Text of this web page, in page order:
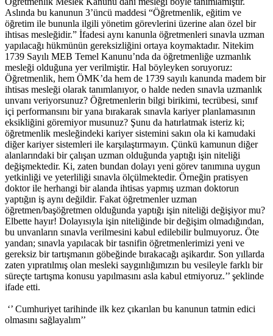
Aslında bu kanunun 3’üncü maddesi “Öğretmenlik, eğitim ve
öğretim ile bununla ilgili yönetim görevlerini üzerine alan özel bir
ihtisas mesleğidir.” İfadesi aynı kanunla öğretmenleri sınavla uzman
yapılacağı hükmünün gereksizliğini ortaya koymaktadır. Nitekim
1739 Sayılı MEB Temel Kanunu’nda da öğretmenliğe uzmanlık
mesleği olduğuna yer verilmiştir. Hal böyleyken soruyoruz:
Öğretmenlik, hem ÖMK’da hem de 1739 sayılı kanunda madem bir
ihtisas mesleği olarak tanımlanıyor, o halde neden sınavla uzmanlık
unvanı veriyorsunuz? Öğretmenlerin bilgi birikimi, tecrübesi, sınıf
içi performansını bir yana bırakarak sınavla kariyer planlamasının
eksikliğini göremiyor musunuz? Şunu da hatırlatmak isteriz ki;
öğretmenlik mesleğindeki kariyer sistemini sakın ola ki kamudaki
diğer kariyer sistemleri ile karşılaştırmayın. Çünkü kamunun diğer
alanlarındaki bir çalışan uzman olduğunda yaptığı işin niteliği
değişmektedir. Ki, zaten bundan dolayı yeni görev tanımına uygun
yetkinliği ve yeterliliği sınavla ölçülmektedir. Örneğin pratisyen
doktor ile herhangi bir alanda ihtisas yapmış uzman doktorun
yaptığın iş aynı değildir. Fakat öğretmenler uzman
öğretmen/başöğretmen olduğunda yaptığı işin niteliği değişiyor mu?
Elbette hayır! Dolayısıyla işin niteliğinde bir değişim olmadığından,
bu unvanların sınavla verilmesini kabul edilebilir bulmuyoruz. Öte
yandan; sınavla yapılacak bir tasnifin öğretmenlerimizi yeni ve
gereksiz bir tartışmanın göbeğinde bırakacağı aşikardır. Son yıllarda
zaten yıpratılmış olan mesleki saygınlığımızın bu vesileyle farklı bir
süreçte tartışma konusu yapılmasını asla kabul etmiyoruz.’’ şeklinde
ifade etti.
‘’ Cumhuriyet tarihinde ilk kez çıkarılan bu kanunun tatmin edici
olmasını sağlayalım’’